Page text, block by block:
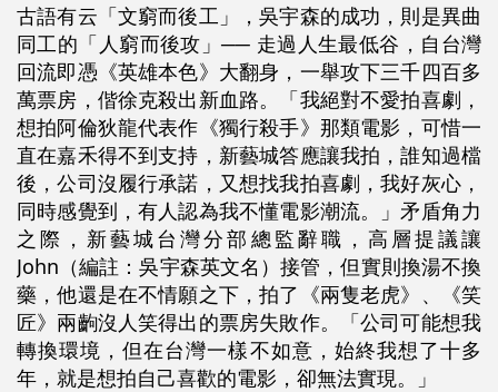
古語有云「文窮而後工」，吳宇森的成功，則是異曲
同工的「人窮而後攻」── 走過人生最低谷，自台灣
回流即憑《英雄本色》大翻身，一舉攻下三千四百多
萬票房，偕徐克殺出新血路。「我絕對不愛拍喜劇，
想拍阿倫狄龍代表作《獨行殺手》那類電影，可惜一
直在嘉禾得不到支持，新藝城答應讓我拍，誰知過檔
後，公司沒履行承諾，又想找我拍喜劇，我好灰心，
同時感覺到，有人認為我不懂電影潮流。」矛盾角力
之際，新藝城台灣分部總監辭職，高層提議讓
John（編註：吳宇森英文名）接管，但實則換湯不換
藥，他還是在不情願之下，拍了《兩隻老虎》、《笑
匠》兩齣沒人笑得出的票房失敗作。「公司可能想我
轉換環境，但在台灣一樣不如意，始終我想了十多
年，就是想拍自己喜歡的電影，卻無法實現。」